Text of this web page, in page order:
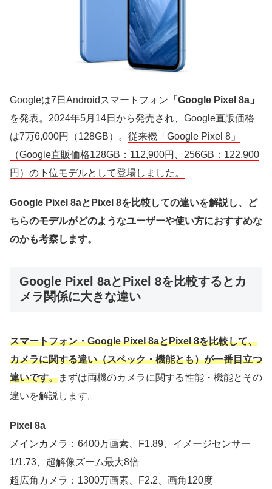
Googleは7日Androidスマートフォン 「Google Pixel 8a」
を発表。2024年5月14日から発売され、Google直販価格
は7万6,000円（128GB）。 従来機「Google Pixel 8」
（Google直販価格128GB：112,900円、256GB：122,900
円）の下位モデルとして登場しました。
Google Pixel 8aとPixel 8を比較しての違いを解説し、ど
ちらのモデルがどのようなユーザーや使い方におすすめな
のかも考察します。
Google Pixel 8aとPixel 8を比較するとカ
メラ関係に大きな違い
スマートフォン・Google Pixel 8aとPixel 8を比較して、
カメラに関する違い（スペック・機能とも）が一番目立つ
違いです。まずは両機のカメラに関する性能・機能とその
違いを解説します。
Pixel 8a
メインカメラ：6400万画素、F1.89、イメージセンサー
1/1.73、超解像ズーム最大8倍
超広角カメラ：1300万画素、F2.2、画角120度